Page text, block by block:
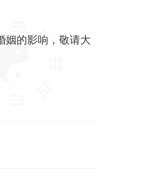
姻的影响，敬请大